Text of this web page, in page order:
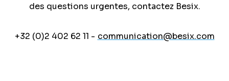
des questions urgentes, contactez Besix.
+32 (0)2 402 62 11 - communication@besix.com